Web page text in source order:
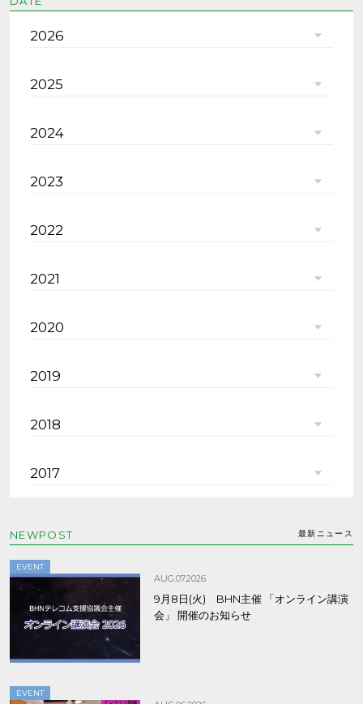
2026
2025
2024
2023
2022
2021
2020
2019
2018
2017
NEWPOST 最新ニュース
EVENT
AUG.07.2026
9月8日(火) BHN主催 「オンライン講演
会」 開催のお知らせ
EVENT